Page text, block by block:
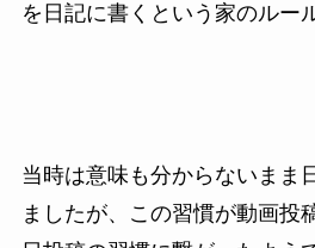
を日記に書くという家のルー
当時は意味も分からないまま
ましたが、この習慣が動画投